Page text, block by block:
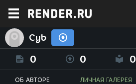
Cyb
0 0 0
ОБ АВТОРЕ ЛИЧНАЯ ГАЛЕРЕЯ